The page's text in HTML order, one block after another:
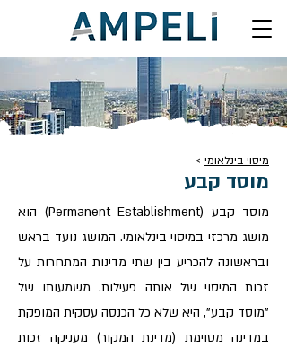
מיסוי בינלאומי >
מוסד קבע
מוסד קבע (Permanent Establishment) הוא
מושג מרכזי במיסוי בינלאומי. המושג נועד בראש
ובראשונה להכריע בין שתי מדינות המתחרות על
זכות המיסוי של אותה פעילות. משמעותו של
"מוסד קבע", היא שלא כל הכנסה עסקית המופקת
במדינה מסוימת (מדינת המקור) מעניקה זכות